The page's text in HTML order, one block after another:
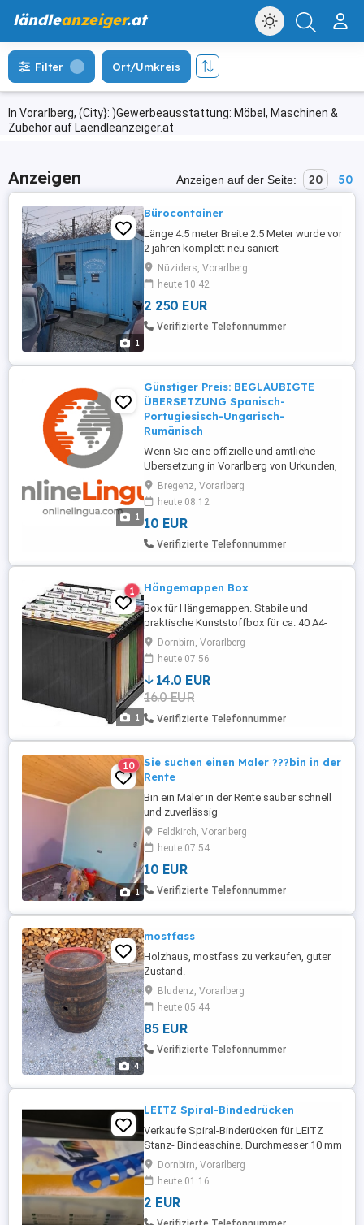
ländleanzeiger.at
In Vorarlberg, (City}: )Gewerbeausstattung: Möbel, Maschinen &
Zubehör auf Laendleanzeiger.at
Filter Ort/Umkreis
Anzeigen Anzeigen auf der Seite: 20 50
1
Bürocontainer
Länge 4.5 meter Breite 2.5 Meter wurde vor
2 jahren komplett neu saniert
Nüziders, Vorarlberg
heute 10:42
2 250 EUR
Verifizierte Telefonnummer
1
Günstiger Preis: BEGLAUBIGTE
ÜBERSETZUNG Spanisch-
Portugiesisch-Ungarisch-
Rumänisch
Wenn Sie eine offizielle und amtliche
Übersetzung in Vorarlberg von Urkunden,
Zeugnissen, Bestätigungen etc.
benötigen, wenden Sie sich an uns! - ALLE
SPRACHEN DER WELT - MIT
BEGLAUBIGUNG Als Übersetzungsbüro
bieten wir seit nahezu 15 Jahren
die bei jedem Amt offiziell ...
Bregenz, Vorarlberg
heute 08:12
10 EUR
Verifizierte Telefonnummer
1
1 Hängemappen Box
Box für Hängemappen. Stabile und
praktische Kunststoffbox für ca. 40 A4-
Hängemappen, stapelbar. Farbe: Schwarz
Maße (LxBxH): 36,0 x 38,0 x 26,0 cm
Inklusive 30 Hängemappen.
Selbstabholung in Dornbirn, kein Versand.
Dornbirn, Vorarlberg
heute 07:56
14.0 EUR
16.0 EUR
Verifizierte Telefonnummer
1
10
Sie suchen einen Maler ???bin in der
Rente
Bin ein Maler in der Rente sauber schnell
und zuverlässig
Feldkirch, Vorarlberg
heute 07:54
10 EUR
Verifizierte Telefonnummer
4
mostfass
Holzhaus, mostfass zu verkaufen, guter
Zustand.
Bludenz, Vorarlberg
heute 05:44
85 EUR
Verifizierte Telefonnummer
LEITZ Spiral-Bindedrücken
Verkaufe Spiral-Binderücken für LEITZ
Stanz- Bindeaschine. Durchmesser 10 mm
und 6mm. ca. 90 Stück von jedem
Durchmesser. Farbe weiss. EUR 2.- je
Druchmesser Selbstabholung in Dornbirn-
Haselstauden. Siehe auch meine Anzeige
LEITZ Spiral Stanz- Bindemaschine
Dornbirn, Vorarlberg
heute 01:16
2 EUR